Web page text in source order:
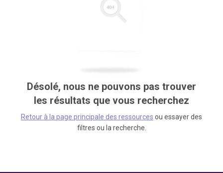
Désolé, nous ne pouvons pas trouver
les résultats que vous recherchez
Retour à la page principale des ressources ou essayer des
filtres ou la recherche.